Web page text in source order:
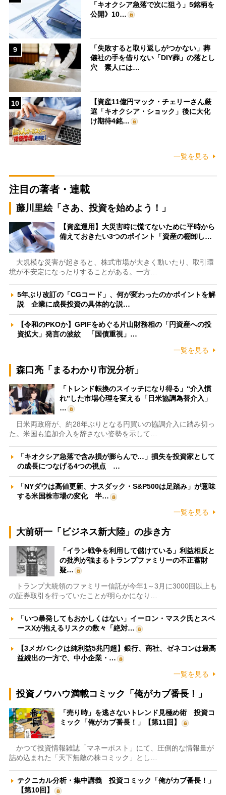
「キオクシア急落で次に狙う」5銘柄を
公開》10…
9
「失敗すると取り返しがつかない」葬
儀社の手を借りない「DIY葬」の落とし
穴 素人には…
10
【資産11億円マック・チェリーさん厳
選「キオクシア・ショック」後に大化
け期待4銘…
一覧を見る
注目の著者・連載
藤川里絵「さあ、投資を始めよう！」
【資産運用】大災害時に慌てないために平時から
備えておきたい3つのポイント「資産の棚卸し…
大規模な災害が起きると、株式市場が大きく動いたり、取引環
境が不安定になったりすることがある。一方…
5年ぶり改訂の「CGコード」、何が変わったのかポイントを解
説 企業に成長投資の具体的な説…
【令和のPKOか】GPIFをめぐる片山財務相の「円資産への投
資拡大」発言の波紋 「国債重視」…
一覧を見る
森口亮「まるわかり市況分析」
「トレンド転換のスイッチになり得る」“介入慣
れ”した市場心理を変える「日米協調為替介入」
…
日米両政府が、約28年ぶりとなる円買いの協調介入に踏み切っ
た。米国も追加介入を辞さない姿勢を示して…
「キオクシア急落で含み損が膨らんで…」損失を投資家として
の成長につなげる4つの視点 …
「NYダウは高値更新、ナスダック・S&P500は足踏み」が意味
する米国株市場の変化 半…
一覧を見る
大前研一「ビジネス新大陸」の歩き方
「イラン戦争を利用して儲けている」利益相反と
の批判が強まるトランプファミリーの不正蓄財
疑…
トランプ大統領のファミリー信託が今年1～3月に3000回以上も
の証券取引を行っていたことが明らかになり…
「いつ暴発してもおかしくはない」イーロン・マスク氏とスペ
ースXが抱えるリスクの数々「絶対…
【3メガバンクは純利益5兆円超】銀行、商社、ゼネコンは最高
益続出の一方で、中小企業・…
一覧を見る
投資ノウハウ満載コミック「俺がカブ番長！」
「売り時」を逃さないトレンド見極め術 投資コ
ミック「俺がカブ番長！」【第11回】
かつて投資情報雑誌「マネーポスト」にて、圧倒的な情報量が
詰め込まれた「天下無敵の株コミック」とし…
テクニカル分析・集中講義 投資コミック「俺がカブ番長！」
【第10回】